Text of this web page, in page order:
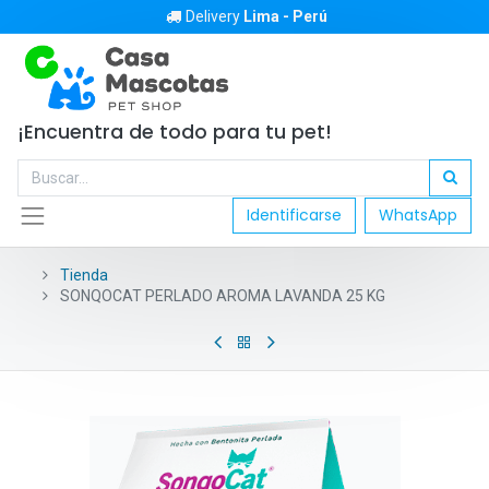
Delivery Lima - Perú
¡Encuentra de todo para tu pet!
Identificarse WhatsApp
Tienda
SONQOCAT PERLADO AROMA LAVANDA 25 KG